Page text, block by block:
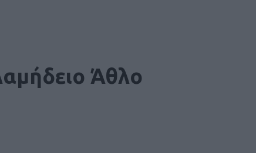
Άθλο